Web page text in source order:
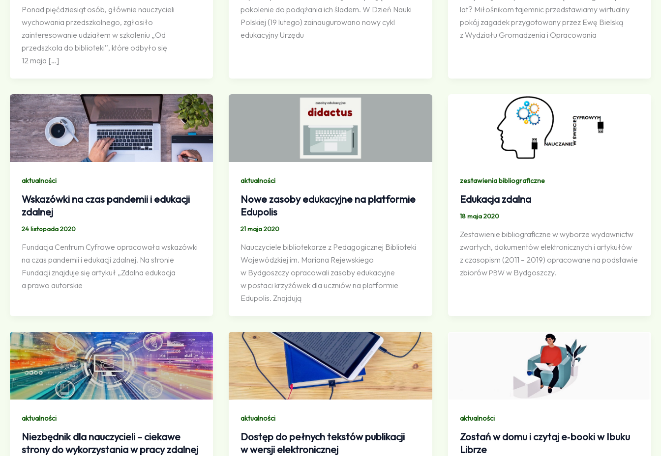
Ponad pięćdziesiąt osób, głównie nauczycieli
wychowania przedszkolnego, zgłosiło
zainteresowanie udziałem w szkoleniu „Od
przedszkola do biblioteki”, które odbyło się
12 maja […]
pokolenie do podążania ich śladem. W Dzień Nauki
Polskiej (19 lutego) zainaugurowano nowy cykl
edukacyjny Urzędu
lat? Miłośnikom tajemnic przedstawiamy wirtualny
pokój zagadek przygotowany przez Ewę Bielską
z Wydziału Gromadzenia i Opracowania
aktualności
Wskazówki na czas pandemii i edukacji
zdalnej
24 listopada 2020
Fundacja Centrum Cyfrowe opracowała wskazówki
na czas pandemii i edukacji zdalnej. Na stronie
Fundacji znajduje się artykuł „Zdalna edukacja
a prawo autorskie
aktualności
Nowe zasoby edukacyjne na platformie
Edupolis
21 maja 2020
Nauczyciele bibliotekarze z Pedagogicznej Biblioteki
Wojewódzkiej im. Mariana Rejewskiego
w Bydgoszczy opracowali zasoby edukacyjne
w postaci krzyżówek dla uczniów na platformie
Edupolis. Znajdują
zestawienia bibliograficzne
Edukacja zdalna
18 maja 2020
Zestawienie bibliograficzne w wyborze wydawnictw
zwartych, dokumentów elektronicznych i artykułów
z czasopism (2011 – 2019) opracowane na podstawie
zbiorów PBWw Bydgoszczy.
aktualności
Niezbędnik dla nauczycieli – ciekawe
strony do wykorzystania w pracy zdalnej
aktualności
Dostęp do pełnych tekstów publikacji
w wersji elektronicznej
aktualności
Zostań w domu i czytaj e‑booki w Ibuku
Librze